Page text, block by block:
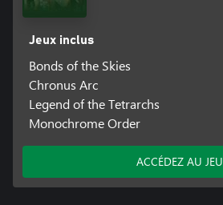
Jeux inclus
Bonds of the Skies
Chronus Arc
Legend of the Tetrarchs
Monochrome Order
ACCÉDEZ AU JEU